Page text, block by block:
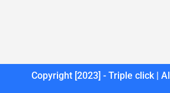
Copyright [2023] - Triple click |